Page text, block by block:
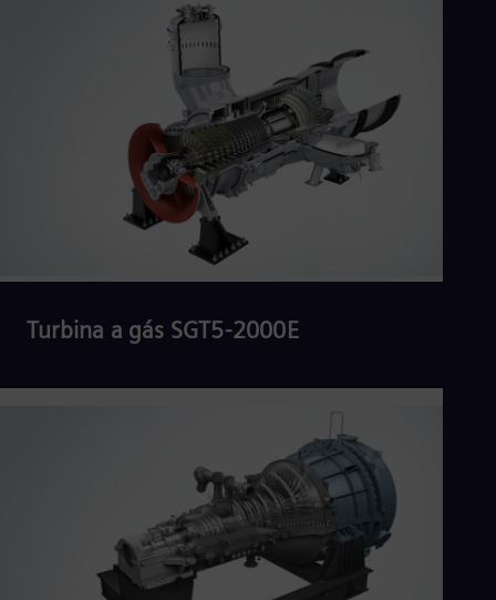
Turbina a gás SGT5-2000E